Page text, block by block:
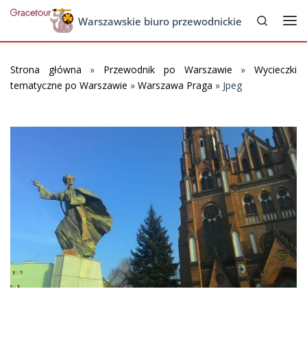
Skip to contentWarszawskie biuro przewodnickie
Search
Strona główna » Przewodnik po Warszawie »Wycieczki
tematyczne po Warszawie » Warszawa Praga » Jpeg